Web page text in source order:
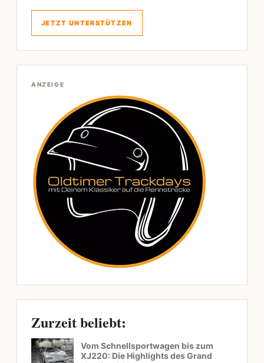
JETZT UNTERSTÜTZEN
ANZEIGE
Zurzeit beliebt:
Vom Schnellsportwagen bis zum
XJ220: Die Highlights des Grand